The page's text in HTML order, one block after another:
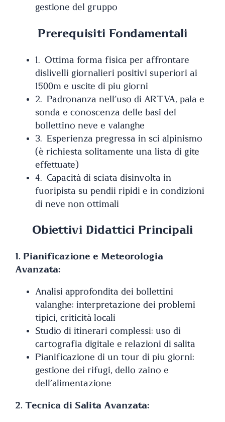
gestione del gruppo
Prerequisiti Fondamentali
1. Ottima forma fisica per affrontare
dislivelli giornalieri positivi superiori ai
1500m e uscite di più giorni
2. Padronanza nell’uso di ARTVA, pala e
sonda e conoscenza delle basi del
bollettino neve e valanghe
3. Esperienza pregressa in sci alpinismo
(è richiesta solitamente una lista di gite
effettuate)
4. Capacità di sciata disinvolta in
fuoripista su pendii ripidi e in condizioni
di neve non ottimali
Obiettivi Didattici Principali
1. Pianificazione e Meteorologia
Avanzata:
Analisi approfondita dei bollettini
valanghe: interpretazione dei problemi
tipici, criticità locali
Studio di itinerari complessi: uso di
cartografia digitale e relazioni di salita
Pianificazione di un tour di più giorni:
gestione dei rifugi, dello zaino e
dell’alimentazione
2. Tecnica di Salita Avanzata: